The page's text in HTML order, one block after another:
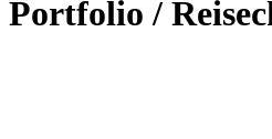
Portfolio /